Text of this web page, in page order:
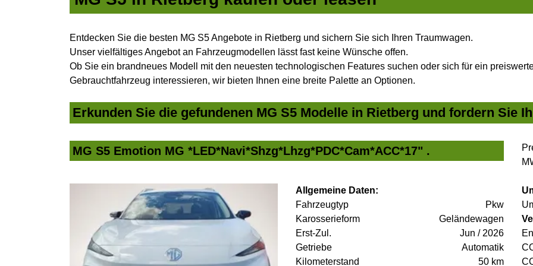
Entdecken Sie die besten MG S5 Angebote in Rietberg und sichern Sie sich Ihren Traumwagen.
Unser vielfältiges Angebot an Fahrzeugmodellen lässt fast keine Wünsche offen.
Ob Sie ein brandneues Modell mit den neuesten technologischen Features suchen oder sich für ein
Gebrauchtfahrzeug interessieren, wir bieten Ihnen eine breite Palette an Optionen.
Erkunden Sie die gefundenen MG S5 Modelle in Rietberg und fordern Sie
MG S5 Emotion MG *LED*Navi*Shzg*Lhzg*PDC*Cam*ACC*17" .
Allgemeine Daten:
Fahrzeugtyp
Pkw
Karosserieform
Geländewagen
Erst-Zul.
Jun / 2026
Getriebe
Automatik
Kilometerstand
50 km